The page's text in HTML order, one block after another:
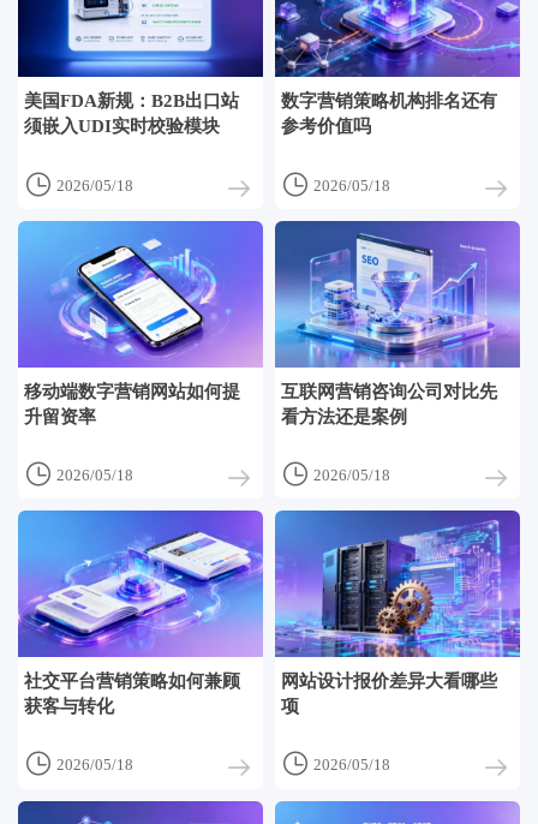
美国FDA新规：B2B出口站
须嵌入UDI实时校验模块
 2026/05/18
数字营销策略机构排名还有
参考价值吗
 2026/05/18
移动端数字营销网站如何提
升留资率
 2026/05/18
互联网营销咨询公司对比先
看方法还是案例
 2026/05/18
社交平台营销策略如何兼顾
获客与转化
 2026/05/18
网站设计报价差异大看哪些
项
 2026/05/18